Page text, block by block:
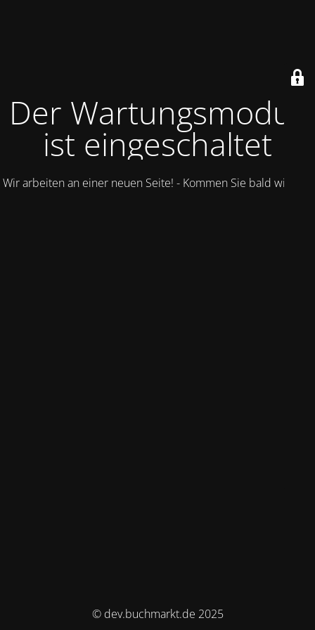
Der Wartungsmodus
ist eingeschaltet
Wir arbeiten an einer neuen Seite! - Kommen Sie bald wieder.
© dev.buchmarkt.de 2025